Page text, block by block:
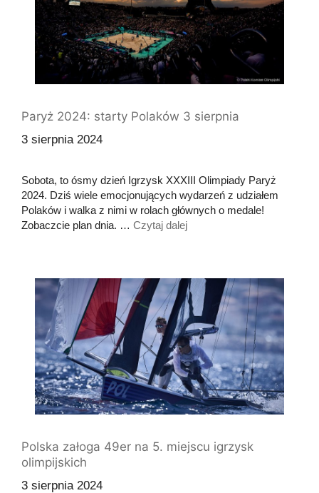
Paryż 2024: starty Polaków 3 sierpnia
3 sierpnia 2024
Sobota, to ósmy dzień Igrzysk XXXIII Olimpiady Paryż
2024. Dziś wiele emocjonujących wydarzeń z udziałem
Polaków i walka z nimi w rolach głównych o medale!
Zobaczcie plan dnia. … Czytaj dalej
Polska załoga 49er na 5. miejscu igrzysk
olimpijskich
3 sierpnia 2024